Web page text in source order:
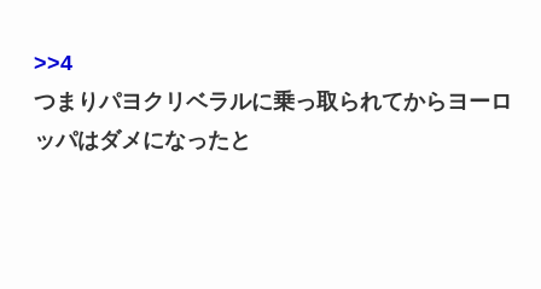
>>4
つまりパヨクリベラルに乗っ取られてからヨーロ
ッパはダメになったと